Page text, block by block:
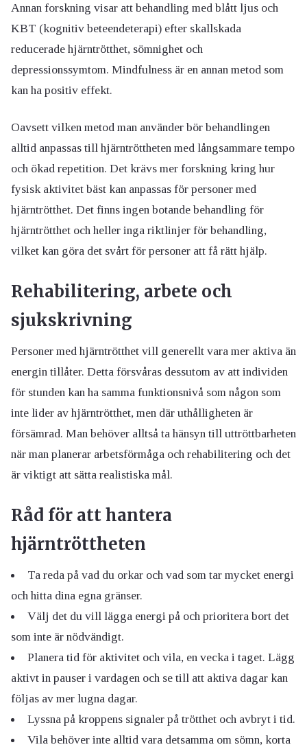
Annan forskning visar att behandling med blått ljus och
KBT (kognitiv beteendeterapi) efter skallskada
reducerade hjärntrötthet, sömnighet och
depressionssymtom. Mindfulness är en annan metod som
kan ha positiv effekt.
Oavsett vilken metod man använder bör behandlingen
alltid anpassas till hjärntröttheten med långsammare tempo
och ökad repetition. Det krävs mer forskning kring hur
fysisk aktivitet bäst kan anpassas för personer med
hjärntrötthet. Det finns ingen botande behandling för
hjärntrötthet och heller inga riktlinjer för behandling,
vilket kan göra det svårt för personer att få rätt hjälp.
Rehabilitering, arbete och
sjukskrivning
Personer med hjärntrötthet vill generellt vara mer aktiva än
energin tillåter. Detta försvåras dessutom av att individen
för stunden kan ha samma funktionsnivå som någon som
inte lider av hjärntrötthet, men där uthålligheten är
försämrad. Man behöver alltså ta hänsyn till uttröttbarheten
när man planerar arbetsförmåga och rehabilitering och det
är viktigt att sätta realistiska mål.
Råd för att hantera
hjärntröttheten
Ta reda på vad du orkar och vad som tar mycket energi
och hitta dina egna gränser.
Välj det du vill lägga energi på och prioritera bort det
som inte är nödvändigt.
Planera tid för aktivitet och vila, en vecka i taget. Lägg
aktivt in pauser i vardagen och se till att aktiva dagar kan
följas av mer lugna dagar.
Lyssna på kroppens signaler på trötthet och avbryt i tid.
Vila behöver inte alltid vara detsamma om sömn, korta